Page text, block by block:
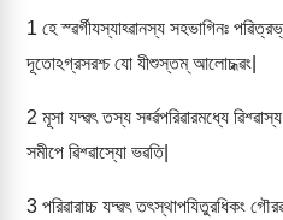
1 হে স্ৱর্গীযস্যাহ্ৱানস্য সহভাগিনঃ
দূতোঽগ্রসরশ্চ যো যীশুস্তম্ আলোচধ্ৱং|
2 মূসা যদ্ৱৎ তস্য সর্ৱ্ৱপরিৱারমধ্যে
সমীপে ৱিশ্ৱাস্যো ভৱতি|
3 পরিৱারাচ্চ যদ্ৱৎ তৎস্থাপযিতুরধিকং